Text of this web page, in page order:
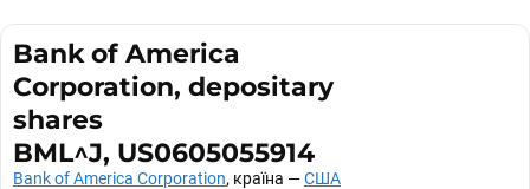
Bank of America
Corporation, depositary
shares
BML^J, US0605055914
Bank of America Corporation, країна —США